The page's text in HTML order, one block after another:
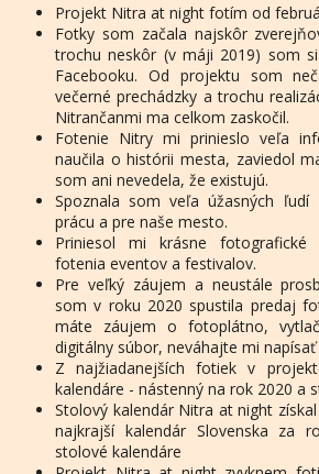
Projekt Nitra at night fotím od
Fotky som začala najskôr
trochu neskôr (v máji 2019) som
Facebooku. Od projektu som
večerné prechádzky a trochu
Nitrančanmi ma celkom zaskočil.
Fotenie Nitry mi prinieslo veľa
naučila o histórii mesta, zaviedol
som ani nevedela, že existujú.
Spoznala som veľa úžasných ľudí
prácu a pre naše mesto.
Priniesol mi krásne
fotenia eventov a festivalov.
Pre veľký záujem a neustále
som v roku 2020 spustila predaj
máte záujem o fotoplátno,
digitálny súbor, neváhajte mi napísať
Z najžiadanejších fotiek v
kalendáre - nástenný na rok 2020 a
Stolový kalendár Nitra at night
najkrajší kalendár Slovenska za
stolové kalendáre